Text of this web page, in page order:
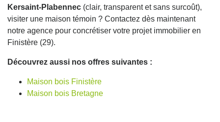
Kersaint-Plabennec (clair, transparent et sans surcoût),
visiter une maison témoin ? Contactez dès maintenant
notre agence pour concrétiser votre projet immobilier en
Finistère (29).
Découvrez aussi nos offres suivantes :
Maison bois Finistère
Maison bois Bretagne